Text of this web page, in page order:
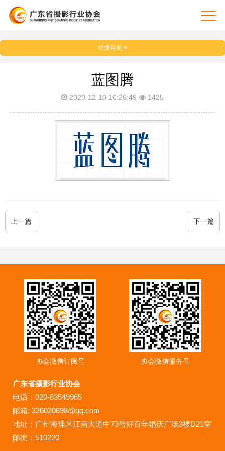
快捷导航
蓝图腾
2020-12-10 16:26:49 1425
上一篇 下一篇
协会微信订阅号 协会微信服务号
广东省摄影行业协会
电话：020-83549965
邮箱: 326020698@qq.com
地址：广州海珠区江南大道中73号好百年婚庆广场3楼D21室
邮编：510220